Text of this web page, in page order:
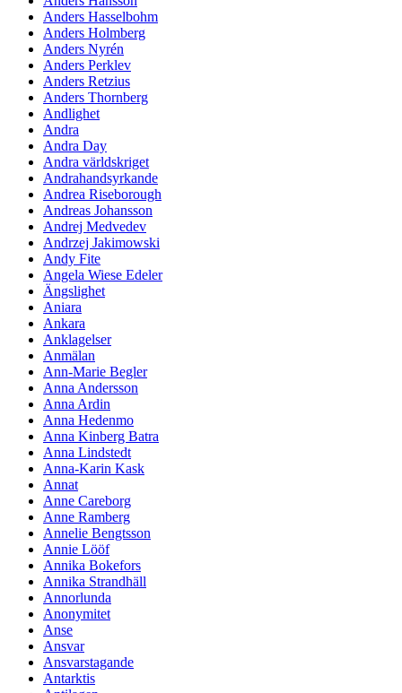
Anders Hasselbohm
Anders Holmberg
Anders Nyrén
Anders Perklev
Anders Retzius
Anders Thornberg
Andlighet
Andra
Andra Day
Andra världskriget
Andrahandsyrkande
Andrea Riseborough
Andreas Johansson
Andrej Medvedev
Andrzej Jakimowski
Andy Fite
Angela Wiese Edeler
Ängslighet
Aniara
Ankara
Anklagelser
Anmälan
Ann-Marie Begler
Anna Andersson
Anna Ardin
Anna Hedenmo
Anna Kinberg Batra
Anna Lindstedt
Anna-Karin Kask
Annat
Anne Careborg
Anne Ramberg
Annelie Bengtsson
Annie Lööf
Annika Bokefors
Annika Strandhäll
Annorlunda
Anonymitet
Anse
Ansvar
Ansvarstagande
Antarktis